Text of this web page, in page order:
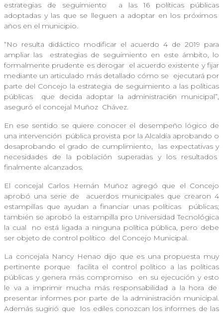
estrategias de seguimiento
a las 16 políticas públicas
adoptadas y las que se lleguen a adoptar en los próximos
años en el municipio.
“No resulta didáctico modificar el acuerdo 4 de 2019 para
ampliar las
estrategias de seguimiento en este ámbito, lo
formalmente prudente es derogar el acuerdo existente y fijar
mediante un articulado más detallado cómo se
ejecutará por
parte del Concejo la estrategia de seguimiento a las políticas
públicas
que decida adoptar la administraci6n municipal”,
aseguró el concejal Muñoz Chávez.
En ese sentido se quiere conocer el desempeño lógico de
una intervención pública provista por la Alcaldía aprobando o
desaprobando el grado de cumplimiento,
las expectativas y
necesidades de la población superadas y los resultados
finalmente alcanzados.
El concejal Carlos Hernán Muñoz agregó que el Concejo
aprobó una serie de
acuerdos municipales que crearon 4
estampillas que ayudan a financiar unas políticas
públicas;
también se aprobó la estampilla pro Universidad Tecnológica
la cual
no está ligada a ninguna política pública, pero debe
ser objeto de control político del Concejo Municipal.
La concejala Nancy Henao dijo que es una propuesta muy
pertinente porque
facilita el control político a las políticas
públicas y genera más compromiso
en su ejecución y esto
le va a imprimir mucha más responsabilidad a la hora de
presentar informes por parte de la administración municipal.
Además sugirió que
los ediles conozcan los informes de las